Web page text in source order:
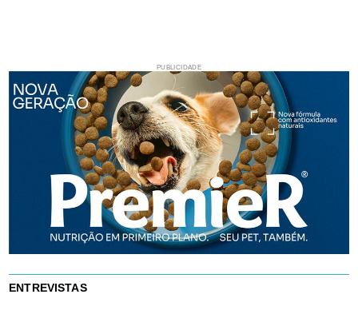
PUBLICIDADE
ENTREVISTAS